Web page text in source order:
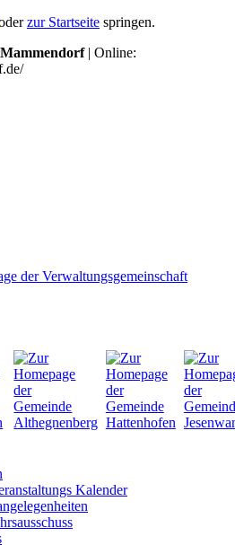
zur Startseite springen.
| Online:
Kalender